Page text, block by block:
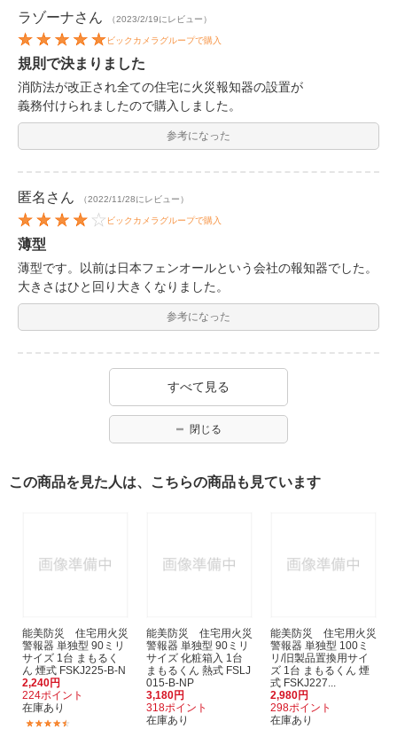
ラゾーナさん （2023/2/19にレビュー）
ビックカメラグループで購入
規則で決まりました
消防法が改正され全ての住宅に火災報知器の設置が
義務付けられましたので購入しました。
参考になった
匿名 さん （2022/11/28にレビュー）
ビックカメラグループで購入
薄型
薄型です。以前は日本フェンオールという会社の報知器でした。
大きさはひと回り大きくなりました。
参考になった
すべて見る
閉じる
この商品を見た人は、こちらの商品も見ています
能美防災 住宅用火災
警報器 単独型 90ミリ
サイズ 1台 まもるく
ん 煙式 FSKJ225-B-N
2,240円
224ポイント
在庫あり
能美防災 住宅用火災
警報器 単独型 90ミリ
サイズ 化粧箱入 1台
まもるくん 熱式 FSLJ
015-B-NP
3,180円
318ポイント
在庫あり
能美防災 住宅用火災
警報器 単独型 100ミ
リ/旧製品置換用サイ
ズ 1台 まもるくん 煙
式 FSKJ227...
2,980円
298ポイント
在庫あり